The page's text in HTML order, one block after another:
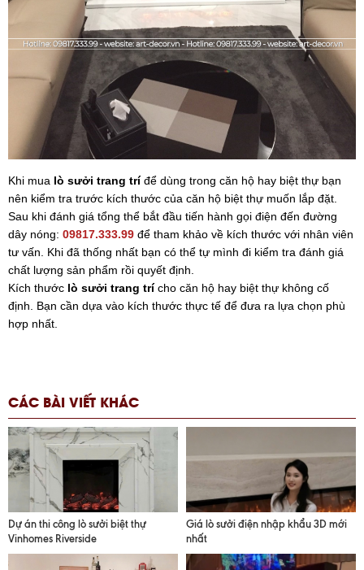
Khi mua lò sưởi trang tríđể dùng trong căn hộ hay biệt thự bạn
nên kiểm tra trước kích thước của căn hộ biệt thự muốn lắp đặt.
Sau khi đánh giá tổng thể bắt đầu tiến hành gọi điện đến đường
dây nóng: 09817.333.99 để tham khảo về kích thước với nhân viên
tư vấn. Khi đã thống nhất bạn có thể tự mình đi kiểm tra đánh giá
chất lượng sản phẩm rồi quyết định.
Kích thước lò sưởi trang trícho căn hộ hay biệt thự không cố
định. Bạn cần dựa vào kích thước thực tế để đưa ra lựa chọn phù
hợp nhất.
CÁC BÀI VIẾT KHÁC
Dự án thi công lò sưởi biệt thự
Vinhomes Riverside
Giá lò sưởi điện nhập khẩu 3D mới
nhất